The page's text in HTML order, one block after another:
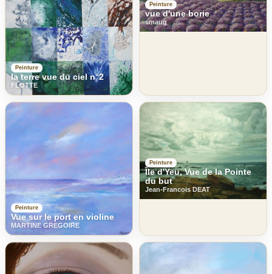
Peinture
la terre vue du ciel n°2
FLOTTE
Peinture
vue d'une borie
smaug
Peinture
Vue sur le port en violine
MARTINE GREGOIRE
Peinture
Île d'Yeu, Vue de la Pointe
du but
Jean-Francois DEAT